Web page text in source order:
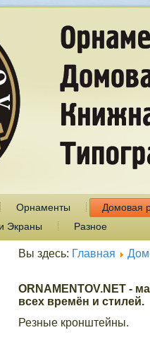
Орнаменты
Домовая
Экраны Разное
Вы здесь: Главная
ORNAMENTOV.NET -
всех времён и стилей.
Резные кронштейны.